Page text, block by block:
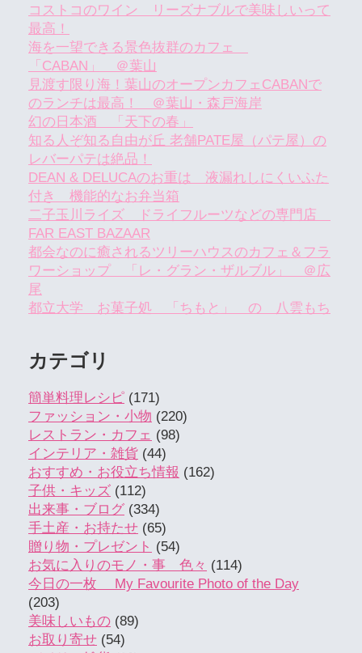
コストコのワイン リーズナブルで美味しいって
最高！
海を一望できる景色抜群のカフェ
「CABAN」 ＠葉山
見渡す限り海！葉山のオープンカフェCABANで
のランチは最高！ ＠葉山・森戸海岸
幻の日本酒 「天下の春」
知る人ぞ知る自由が丘 老舗PATE屋（パテ屋）の
レバーパテは絶品！
DEAN & DELUCAのお重は 液漏れしにくいふた
付き 機能的なお弁当箱
二子玉川ライズ ドライフルーツなどの専門店
FAR EAST BAZAAR
都会なのに癒されるツリーハウスのカフェ＆フラ
ワーショップ 「レ・グラン・ザルブル」 ＠広
尾
都立大学 お菓子処 「ちもと」 の 八雲もち
カテゴリ
簡単料理レシピ (171)
ファッション・小物 (220)
レストラン・カフェ (98)
インテリア・雑貨 (44)
おすすめ・お役立ち情報 (162)
子供・キッズ (112)
出来事・ブログ (334)
手土産・お持たせ (65)
贈り物・プレゼント (54)
お気に入りのモノ・事 色々 (114)
今日の一枚 My Favourite Photo of the Day
(203)
美味しいもの (89)
お取り寄せ (54)